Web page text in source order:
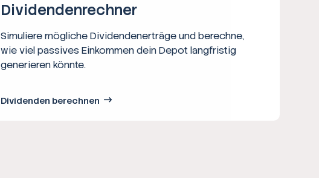
Dividenden­rechner
Simuliere mögliche Dividendenerträge und berechne,
wie viel passives Einkommen dein Depot langfristig
generieren könnte.
Dividenden berechnen